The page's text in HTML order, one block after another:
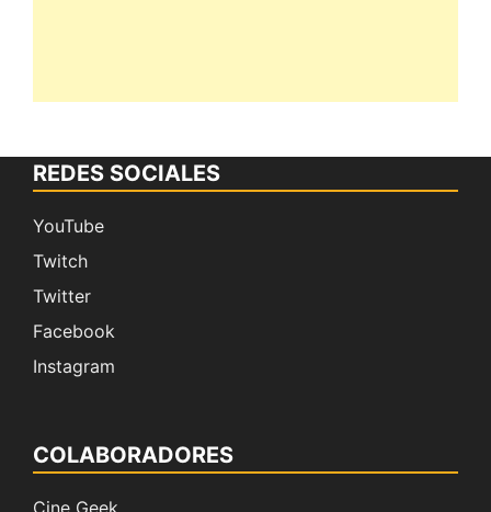
REDES SOCIALES
YouTube
Twitch
Twitter
Facebook
Instagram
COLABORADORES
Cine Geek